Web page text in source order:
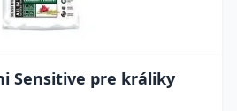
Sensitive pre králiky